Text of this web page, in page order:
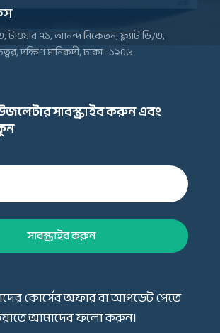
৭১, আনন্দ নিকেতন, ফ্ল্যাট ডি/৩,
দক্ষিণ মানিকদী, ঢাকা- ১২০৬
সাবস্ক্রাইব করুন এবং
সাবস্ক্রাইব করুন
কোর্সের অফার বা আপডেট পেতে
আমাদের ফলো করুন।